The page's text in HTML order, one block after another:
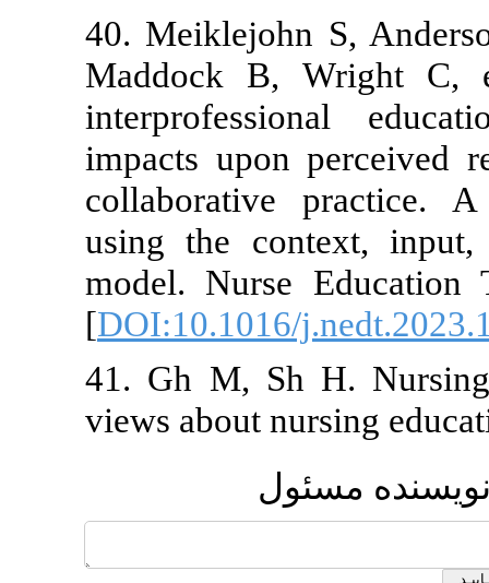
40.
Maddock
impacts
using the
model.
[
41. Gh M,
views about